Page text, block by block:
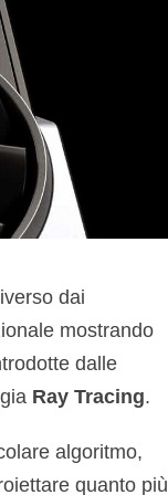
dai
mostrando
dalle
Ray Tracing.
algoritmo,
quanto più